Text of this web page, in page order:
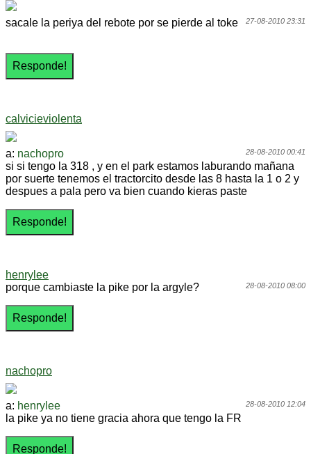
27-08-2010 23:31
sacale la periya del rebote por se pierde al toke
calvicieviolenta
28-08-2010 00:41
a: nachopro
si si tengo la 318 , y en el park estamos laburando mañana
por suerte tenemos el tractorcito desde las 8 hasta la 1 o 2 y
despues a pala pero va bien cuando kieras paste
henrylee
28-08-2010 08:00
porque cambiaste la pike por la argyle?
nachopro
28-08-2010 12:04
a: henrylee
la pike ya no tiene gracia ahora que tengo la FR